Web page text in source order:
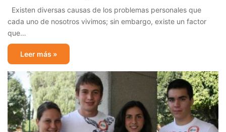
Existen diversas causas de los problemas personales que
cada uno de nosotros vivimos; sin embargo, existe un factor
que…
Leer más »